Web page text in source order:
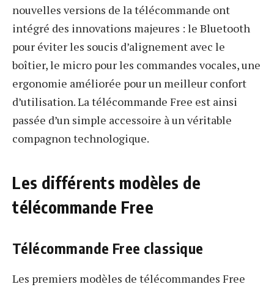
nouvelles versions de la télécommande ont
intégré des innovations majeures : le Bluetooth
pour éviter les soucis d’alignement avec le
boîtier, le micro pour les commandes vocales, une
ergonomie améliorée pour un meilleur confort
d’utilisation. La télécommande Free est ainsi
passée d’un simple accessoire à un véritable
compagnon technologique.
Les différents modèles de
télécommande Free
Télécommande Free classique
Les premiers modèles de télécommandes Free